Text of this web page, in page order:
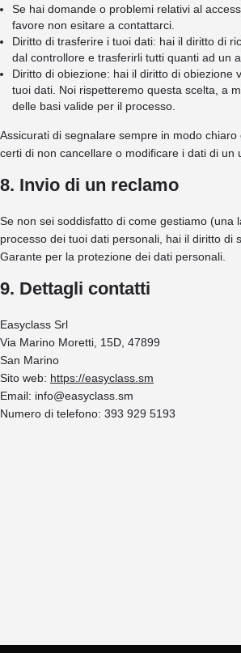
Se hai domande o problemi relativi al
favore non esitare a contattarci.
Diritto di trasferire i tuoi dati: hai il diritto di
dal controllore e trasferirli tutti quanti ad un
Diritto di obiezione: hai il diritto di obiezione
tuoi dati. Noi rispetteremo questa scelta, a
delle basi valide per il processo.
Assicurati di segnalare sempre in modo
certi di non cancellare o modificare i dati di un
8. Invio di un reclamo
Se non sei soddisfatto di come gestiamo (una
processo dei tuoi dati personali, hai il diritto di
Garante per la protezione dei dati personali.
9. Dettagli contatti
Easyclass Srl
Via Marino Moretti, 15D, 47899
San Marino
Sito web: https://easyclass.sm
Email: info@easyclass.sm
Numero di telefono: 393 929 5193